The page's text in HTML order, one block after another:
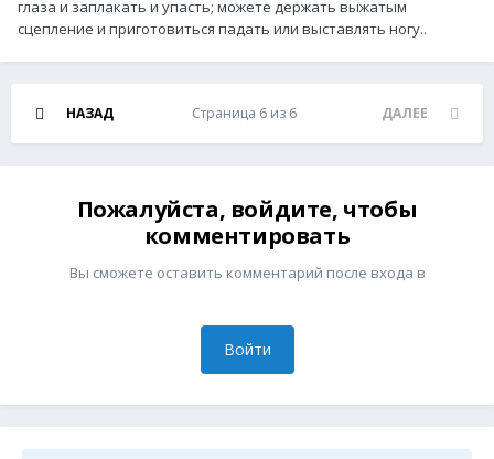
глаза и заплакать и упасть; можете держать выжатым
сцепление и приготовиться падать или выставлять ногу..
НАЗАД ДАЛЕЕ
Страница 6 из 6
Пожалуйста, войдите, чтобы
комментировать
Вы сможете оставить комментарий после входа в
Войти